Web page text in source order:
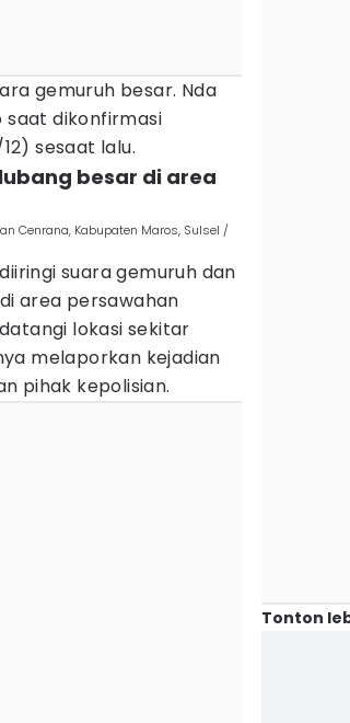
gemuruh besar. Nda
saat dikonfirmasi
sesaat lalu.
besar di area
Cenrana, Kabupaten Maros, Sulsel /
suara gemuruh dan
area persawahan
lokasi sekitar
melaporkan kejadian
pihak kepolisian.
Tonton